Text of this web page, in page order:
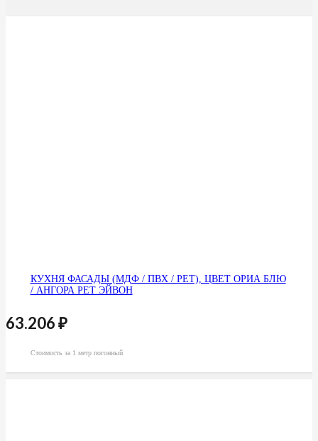
КУХНЯ ФАСАДЫ (МДФ / ПВХ / PET), ЦВЕТ ОРИА БЛЮ
/ АНГОРА PET ЭЙВОН
63.206₽
Стоимость за 1 метр погонный